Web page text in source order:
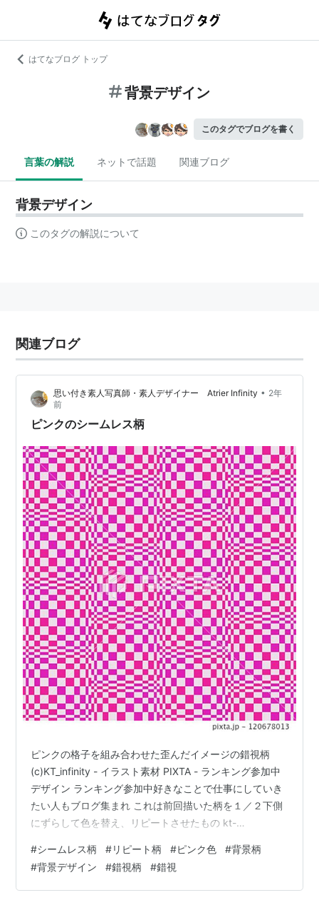
はてなブログ トップ
背景デザイン
このタグでブログを書く
言葉の解説 ネットで話題 関連ブログ
背景デザイン
このタグの解説について
関連ブログ
思い付き素人写真師・素人デザイナー Atrier Infinity • 2年
前
ピンクのシームレス柄
ピンクの格子を組み合わせた歪んだイメージの錯視柄
(c)KT_infinity - イラスト素材 PIXTA - ランキング参加中
デザイン ランキング参加中好きなことで仕事にしていき
たい人もブログ集まれ これは前回描いた柄を１／２下側
にずらして色を替え、リピートさせたもの kt-
#シームレス柄 #リピート柄 #ピンク色 #背景柄
#背景デザイン #錯視柄 #錯視